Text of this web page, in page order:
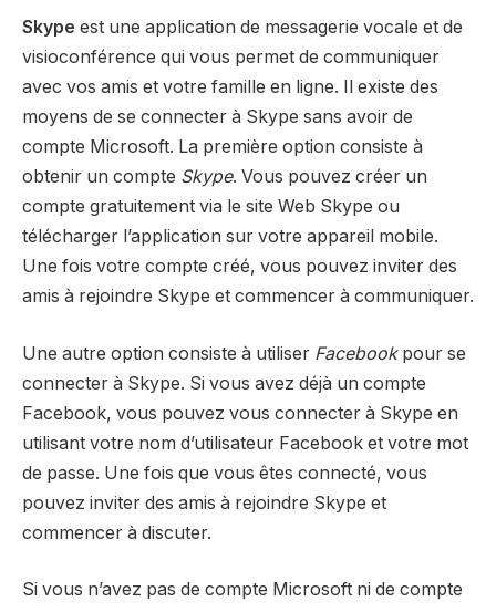
Skype est une application de messagerie vocale et de
visioconférence qui vous permet de communiquer
avec vos amis et votre famille en ligne. Il existe des
moyens de se connecter à Skype sans avoir de
compte Microsoft. La première option consiste à
obtenir un compte Skype. Vous pouvez créer un
compte gratuitement via le site Web Skype ou
télécharger l’application sur votre appareil mobile.
Une fois votre compte créé, vous pouvez inviter des
amis à rejoindre Skype et commencer à communiquer.
Une autre option consiste à utiliser Facebookpour se
connecter à Skype. Si vous avez déjà un compte
Facebook, vous pouvez vous connecter à Skype en
utilisant votre nom d’utilisateur Facebook et votre mot
de passe. Une fois que vous êtes connecté, vous
pouvez inviter des amis à rejoindre Skype et
commencer à discuter.
Si vous n’avez pas de compte Microsoft ni de compte